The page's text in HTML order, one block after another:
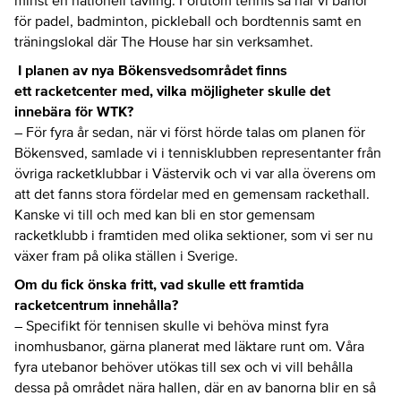
för padel, badminton, pickleball och bordtennis samt en
träningslokal där The House har sin verksamhet.
I planen av nya Bökensvedsområdet finns
ett racketcenter med, vilka möjligheter skulle det
innebära för WTK?
– För fyra år sedan, när vi först hörde talas om planen för
Bökensved, samlade vi i tennisklubben representanter från
övriga racketklubbar i Västervik och vi var alla överens om
att det fanns stora fördelar med en gemensam rackethall.
Kanske vi till och med kan bli en stor gemensam
racketklubb i framtiden med olika sektioner, som vi ser nu
växer fram på olika ställen i Sverige.
Om du fick önska fritt, vad skulle ett framtida
racketcentrum innehålla?
– Specifikt för tennisen skulle vi behöva minst fyra
inomhusbanor, gärna planerat med läktare runt om. Våra
fyra utebanor behöver utökas till sex och vi vill behålla
dessa på området nära hallen, där en av banorna blir en så